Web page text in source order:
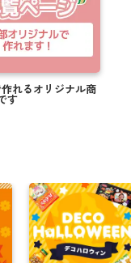
れるオリジナル商
す